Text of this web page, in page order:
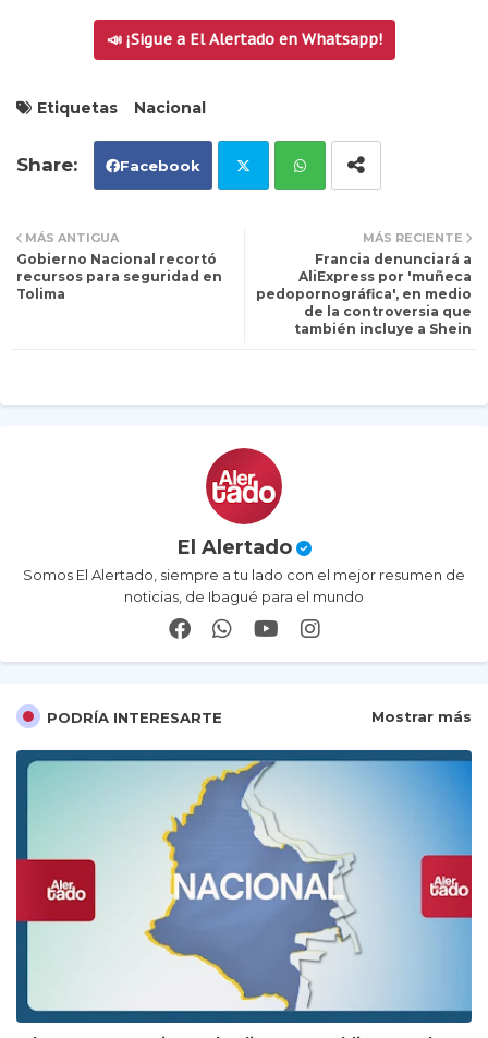
📣 ¡Sigue a El Alertado en Whatsapp!
Etiquetas Nacional
Facebook
ap
MÁS RECIENTE
Francia denunciará a
AliExpress por 'muñeca
pedopornográfica', en medio
de la controversia que
también incluye a Shein
MÁS ANTIGUA
Gobierno Nacional recortó
recursos para seguridad en
Tolima
El Alertado
Somos El Alertado, siempre a tu lado con el mejor resumen de
noticias, de Ibagué para el mundo
PODRÍA INTERESARTE Mostrar más